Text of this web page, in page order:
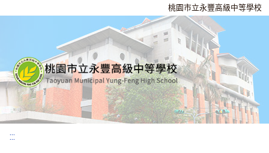
桃園市立永豐高級中等學校
:::